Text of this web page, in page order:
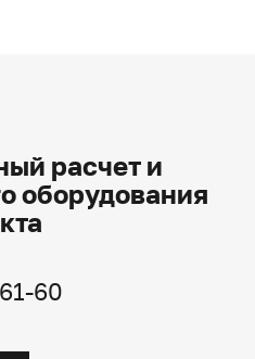
расчет и
оборудования
60